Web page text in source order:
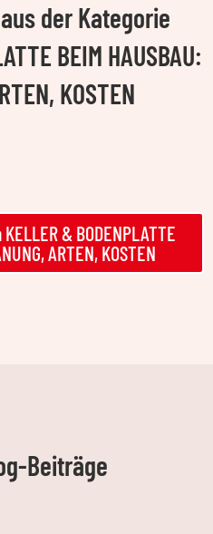
der Kategorie
BEIM HAUSBAU:
KOSTEN
& BODENPLATTE
ARTEN, KOSTEN
Beiträge